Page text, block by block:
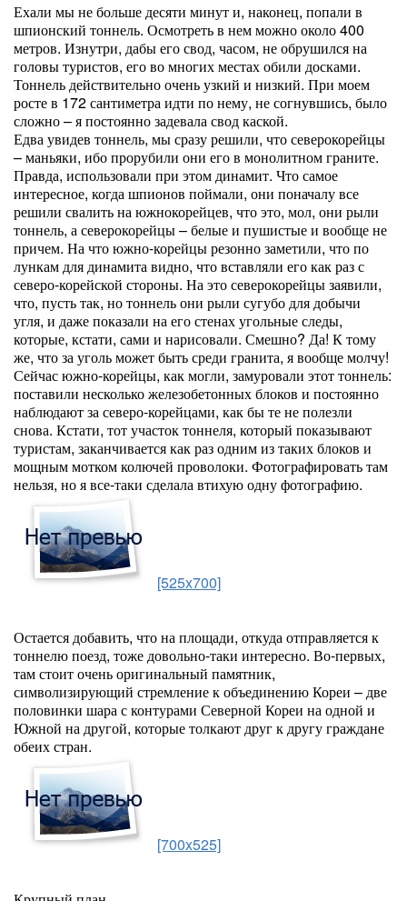
Ехали мы не больше десяти минут и, наконец, попали в
шпионский тоннель. Осмотреть в нем можно около 400
метров. Изнутри, дабы его свод, часом, не обрушился на
головы туристов, его во многих местах обили досками.
Тоннель действительно очень узкий и низкий. При моем
росте в 172 сантиметра идти по нему, не согнувшись, было
сложно – я постоянно задевала свод каской.
Едва увидев тоннель, мы сразу решили, что северокорейцы
– маньяки, ибо прорубили они его в монолитном граните.
Правда, использовали при этом динамит. Что самое
интересное, когда шпионов поймали, они поначалу все
решили свалить на южнокорейцев, что это, мол, они рыли
тоннель, а северокорейцы – белые и пушистые и вообще не
причем. На что южно-корейцы резонно заметили, что по
лункам для динамита видно, что вставляли его как раз с
северо-корейской стороны. На это северокорейцы заявили,
что, пусть так, но тоннель они рыли сугубо для добычи
угля, и даже показали на его стенах угольные следы,
которые, кстати, сами и нарисовали. Смешно? Да! К тому
же, что за уголь может быть среди гранита, я вообще молчу!
Сейчас южно-корейцы, как могли, замуровали этот тоннель:
поставили несколько железобетонных блоков и постоянно
наблюдают за северо-корейцами, как бы те не полезли
снова. Кстати, тот участок тоннеля, который показывают
туристам, заканчивается как раз одним из таких блоков и
мощным мотком колючей проволоки. Фотографировать там
нельзя, но я все-таки сделала втихую одну фотографию.
[525x700]
Остается добавить, что на площади, откуда отправляется к
тоннелю поезд, тоже довольно-таки интересно. Во-первых,
там стоит очень оригинальный памятник,
символизирующий стремление к объединению Кореи – две
половинки шара с контурами Северной Кореи на одной и
Южной на другой, которые толкают друг к другу граждане
обеих стран.
[700x525]